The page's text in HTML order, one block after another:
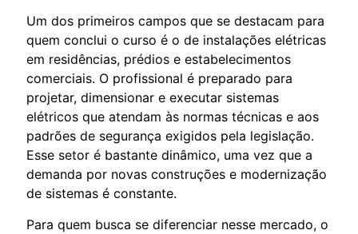
Um dos primeiros campos que se destacam para
quem conclui o curso é o de instalações elétricas
em residências, prédios e estabelecimentos
comerciais. O profissional é preparado para
projetar, dimensionar e executar sistemas
elétricos que atendam às normas técnicas e aos
padrões de segurança exigidos pela legislação.
Esse setor é bastante dinâmico, uma vez que a
demanda por novas construções e modernização
de sistemas é constante.
Para quem busca se diferenciar nesse mercado, o